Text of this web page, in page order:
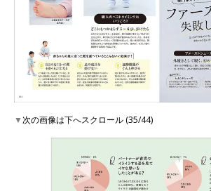
▼次の画像は下へスクロール (35/44)